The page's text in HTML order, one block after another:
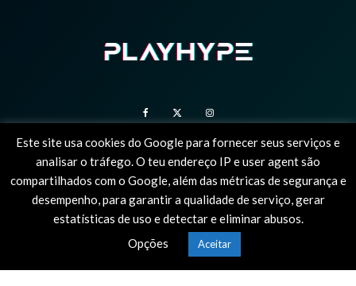
SOBRE NÓS ESTATUTO EDITORIAL POLÍTICA DE PRIVACIDADE
© 2025 PlayHype, o único site em portugal dedicado à PlayStation. Todas as
imagens e vídeos são marcas registadas dos seus proprietários.
Este site usa cookies do Google para fornecer seus serviços e
analisar o tráfego. O teu endereço IP e user agent são
compartilhados com o Google, além das métricas de segurança e
desempenho, para garantir a qualidade de serviço, gerar
estatísticas de uso e detectar e eliminar abusos.
Opções
Aceitar